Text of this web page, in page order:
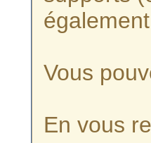
Vous
En vous